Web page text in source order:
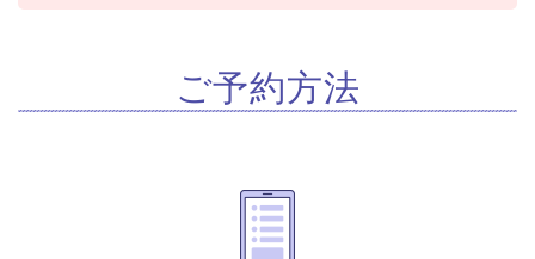
ご予約方法